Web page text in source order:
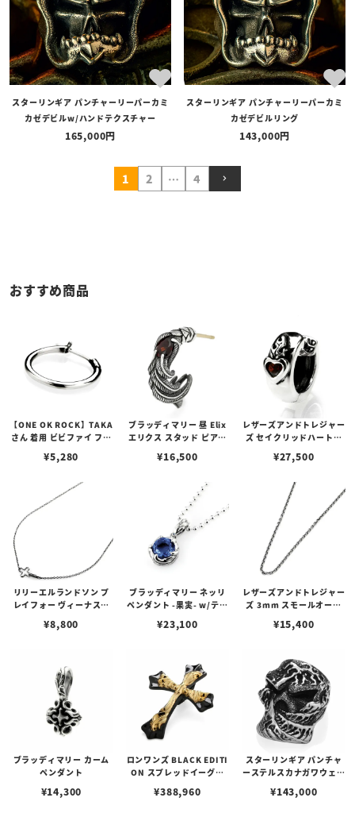
スターリンギア パンチャーリーパーカミ
カゼデビルw/ハンドテクスチャー
165,000
スターリンギア パンチャーリーパーカミ
カゼデビルリング
143,000
1 2 … 4
おすすめ商品
【ONE OK ROCK】TAKA
さん 着用 ビビファイ フー
¥5,280
ブラッディマリー 昼 Elix
エリクス スタッド ピアス
¥16,500
レザーズアンドトレジャー
ズ セイクリッドハートピ
¥27,500
リリーエルランドソン プ
レイフォー ヴィーナスチ
¥8,800
ブラッディマリー ネッリ
ペンダント -果実- w/ティ
¥23,100
レザーズアンドトレジャー
ズ 3mm スモールオーバ
ブスタークラスプ＆LTロ
¥15,400
ブラッディマリー カーム
ペンダント
¥14,300
ロンワンズ BLACK EDITI
ON スプレッドイーグル
コーティング w/ K18イエ
¥388,960
スターリンギア パンチャ
ーステルスカナガワウェー
¥143,000